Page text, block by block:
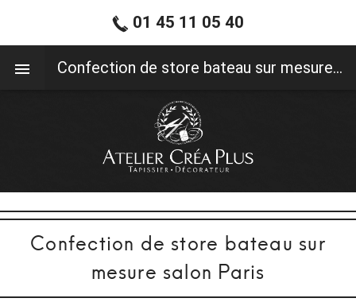
Confection de store bateau sur
mesure salon Paris
01 45 11 05 40
Confection de store bateau sur mesure salon Paris